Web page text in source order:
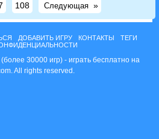
108 Следующая »
ДОБАВИТЬ ИГРУ КОНТАКТЫ
ТЕГИ
30000 игр) - играть бесплатно на
All rights reserved.